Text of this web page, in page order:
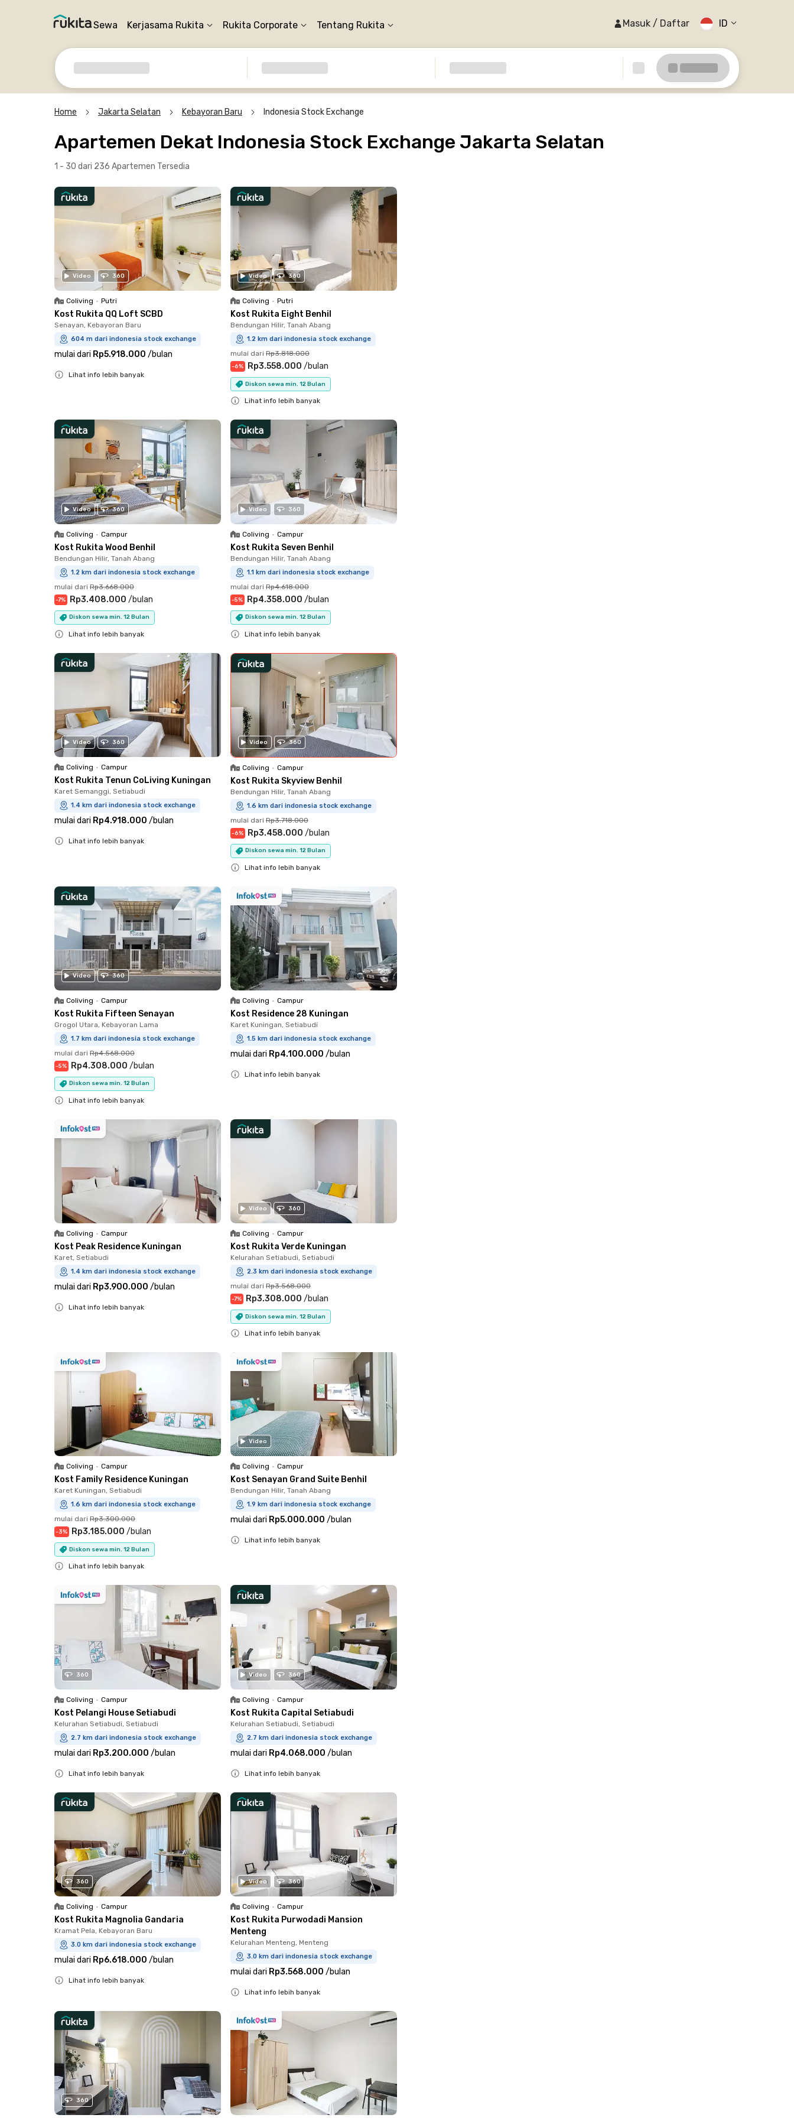
Sewa Kerjasama Rukita Rukita Corporate Tentang Rukita Masuk / Daftar ID
Home Jakarta Selatan Kebayoran Baru Indonesia Stock Exchange
Apartemen Dekat Indonesia Stock Exchange Jakarta Selatan
1 - 30 dari 236 Apartemen Tersedia
Video 360
Coliving • Putri
Kost Rukita QQ Loft SCBD
Senayan, Kebayoran Baru
604 m dari indonesia stock exchange
mulai dari Rp5.918.000 /bulan
Lihat info lebih banyak
Video 360
Coliving • Putri
Kost Rukita Eight Benhil
Bendungan Hilir, Tanah Abang
1.2 km dari indonesia stock exchange
mulai dari Rp3.818.000
-6% Rp3.558.000 /bulan
Diskon sewa min. 12 Bulan
Lihat info lebih banyak
Video 360
Coliving • Campur
Kost Rukita Wood Benhil
Bendungan Hilir, Tanah Abang
1.2 km dari indonesia stock exchange
mulai dari Rp3.668.000
-7% Rp3.408.000 /bulan
Diskon sewa min. 12 Bulan
Lihat info lebih banyak
Video 360
Coliving • Campur
Kost Rukita Seven Benhil
Bendungan Hilir, Tanah Abang
1.1 km dari indonesia stock exchange
mulai dari Rp4.618.000
-5% Rp4.358.000 /bulan
Diskon sewa min. 12 Bulan
Lihat info lebih banyak
Video 360
Coliving • Campur
Kost Rukita Tenun CoLiving Kuningan
Karet Semanggi, Setiabudi
1.4 km dari indonesia stock exchange
mulai dari Rp4.918.000 /bulan
Lihat info lebih banyak
Video 360
Coliving • Campur
Kost Rukita Skyview Benhil
Bendungan Hilir, Tanah Abang
1.6 km dari indonesia stock exchange
mulai dari Rp3.718.000
-6% Rp3.458.000 /bulan
Diskon sewa min. 12 Bulan
Lihat info lebih banyak
Video 360
Coliving • Campur
Kost Rukita Fifteen Senayan
Grogol Utara, Kebayoran Lama
1.7 km dari indonesia stock exchange
mulai dari Rp4.568.000
-5% Rp4.308.000 /bulan
Diskon sewa min. 12 Bulan
Lihat info lebih banyak
Coliving • Campur
Kost Residence 28 Kuningan
Karet Kuningan, Setiabudi
1.5 km dari indonesia stock exchange
mulai dari Rp4.100.000 /bulan
Lihat info lebih banyak
Coliving • Campur
Kost Peak Residence Kuningan
Karet, Setiabudi
1.4 km dari indonesia stock exchange
mulai dari Rp3.900.000 /bulan
Lihat info lebih banyak
Video 360
Coliving • Campur
Kost Rukita Verde Kuningan
Kelurahan Setiabudi, Setiabudi
2.3 km dari indonesia stock exchange
mulai dari Rp3.568.000
-7% Rp3.308.000 /bulan
Diskon sewa min. 12 Bulan
Lihat info lebih banyak
Coliving • Campur
Kost Family Residence Kuningan
Karet Kuningan, Setiabudi
1.6 km dari indonesia stock exchange
mulai dari Rp3.300.000
-3% Rp3.185.000 /bulan
Diskon sewa min. 12 Bulan
Lihat info lebih banyak
Video
Coliving • Campur
Kost Senayan Grand Suite Benhil
Bendungan Hilir, Tanah Abang
1.9 km dari indonesia stock exchange
mulai dari Rp5.000.000 /bulan
Lihat info lebih banyak
360
Coliving • Campur
Kost Pelangi House Setiabudi
Kelurahan Setiabudi, Setiabudi
2.7 km dari indonesia stock exchange
mulai dari Rp3.200.000 /bulan
Lihat info lebih banyak
Video 360
Coliving • Campur
Kost Rukita Capital Setiabudi
Kelurahan Setiabudi, Setiabudi
2.7 km dari indonesia stock exchange
mulai dari Rp4.068.000 /bulan
Lihat info lebih banyak
360
Coliving • Campur
Kost Rukita Magnolia Gandaria
Kramat Pela, Kebayoran Baru
3.0 km dari indonesia stock exchange
mulai dari Rp6.618.000 /bulan
Lihat info lebih banyak
Video 360
Coliving • Campur
Kost Rukita Purwodadi Mansion
Menteng
Kelurahan Menteng, Menteng
3.0 km dari indonesia stock exchange
mulai dari Rp3.568.000 /bulan
Lihat info lebih banyak
360